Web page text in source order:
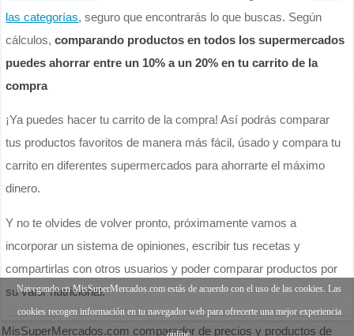
las categorías, seguro que encontrarás lo que buscas. Según
cálculos,comparando productos en todos los supermercados
puedes ahorrar entre un 10% a un 20% en tu carrito de la
compra
¡Ya puedes hacer tu carrito de la compra! Así podrás comparar
tus productos favoritos de manera más fácil, úsado y compara tu
carrito en diferentes supermercados para ahorrarte el máximo
dinero.
Y no te olvides de volver pronto, próximamente vamos a
incorporar un sistema de opiniones, escribir tus recetas y
compartirlas con otros usuarios y poder comparar productos por
su valor nutricional.
MisSuperMercados.com comparador de precios y productos de
Navegando en MisSuperMercados.com estás de acuerdo con el uso de las cookies. Las
cookies recogen información en tu navegador web para ofrecerte una mejor experiencia